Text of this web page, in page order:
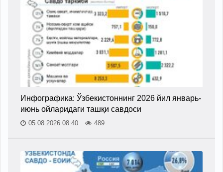
Инфографика: Ўзбекистоннинг 2026 йил январь-
июнь ойларидаги ташқи савдоси
05.08.2026 08:40 489